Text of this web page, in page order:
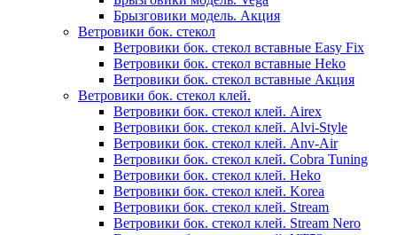
Брызговики модель. Акция
Ветровики бок. стекол
Ветровики бок. стекол вставные Easy Fix
Ветровики бок. стекол вставные Heko
Ветровики бок. стекол вставные Акция
Ветровики бок. стекол клей.
Ветровики бок. стекол клей. Airex
Ветровики бок. стекол клей. Alvi-Style
Ветровики бок. стекол клей. Anv-Air
Ветровики бок. стекол клей. Cobra Tuning
Ветровики бок. стекол клей. Heko
Ветровики бок. стекол клей. Korea
Ветровики бок. стекол клей. Stream
Ветровики бок. стекол клей. Stream Nero